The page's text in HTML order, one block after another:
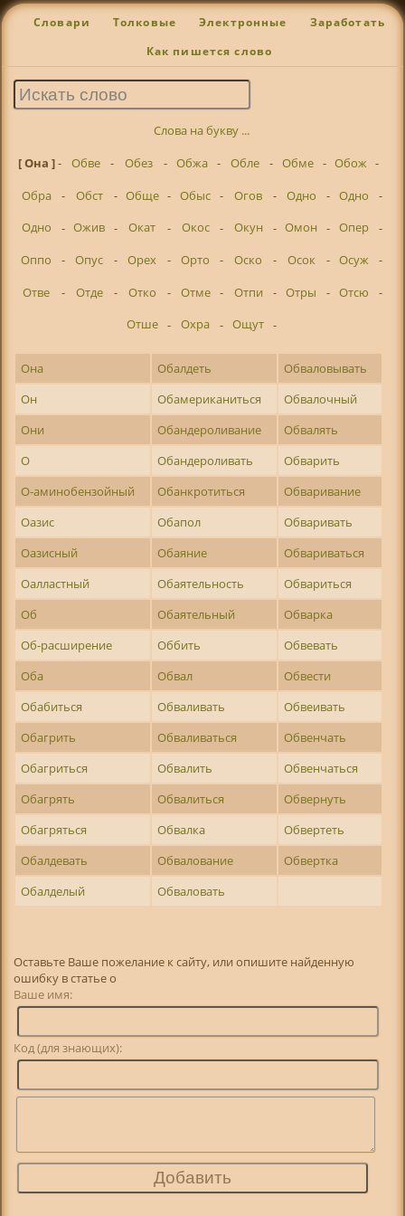
Словари Толковые Электронные Заработать
Как пишется слово
Слова на букву ...
[ Она ]- Обве - Обез - Обжа - Обле - Обме - Обож -
Обра
- Обст - Обще - Обыс - Огов - Одно - Одно
-
Одно
- Ожив - Окат - Окос - Окун - Омон - Опер
-
Оппо
- Опус - Орех - Орто - Оско - Осок - Осуж
-
Отве
- Отде - Отко - Отме - Отпи - Отры - Отсю
-
Отше - Охра - Ощут -
Она Обалдеть
Обваловывать
Он
Обамериканиться
Обвалочный
Они
Обандероливание
Обвалять
О
Обандероливать
Обварить
О-аминобензойный
Обанкротиться
Обваривание
Оазис
Обапол
Обваривать
Оазисный
Обаяние
Обвариваться
Оалластный
Обаятельность
Обвариться
Об
Обаятельный
Обварка
Об-расширение
Оббить
Обвевать
Оба
Обвал
Обвести
Обабиться
Обваливать
Обвеивать
Обагрить
Обваливаться
Обвенчать
Обагриться
Обвалить
Обвенчаться
Обагрять
Обвалиться
Обвернуть
Обагряться
Обвалка
Обвертеть
Обалдевать
Обвалование
Обвертка
Обалделый
Обваловать
Оставьте Ваше пожелание к сайту, или опишите найденную
ошибку в статье о
Ваше имя:
Код (для знающих):